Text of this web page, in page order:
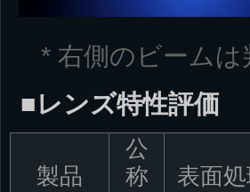
* 右側のビーム
■レンズ特性評価
製品
公
称
表面